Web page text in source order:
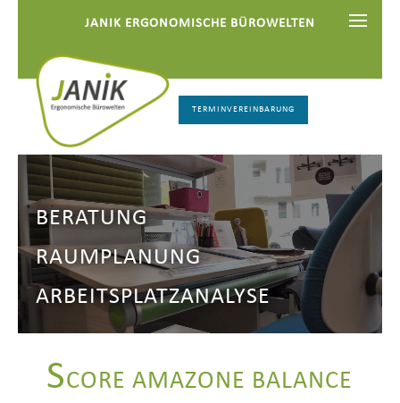
TERMINVEREINBARUNG
JANIK ERGONOMISCHE BÜROWELTEN
BERATUNG
RAUMPLANUNG
ARBEITSPLATZANALYSE
SCORE AMAZONE BALANCE